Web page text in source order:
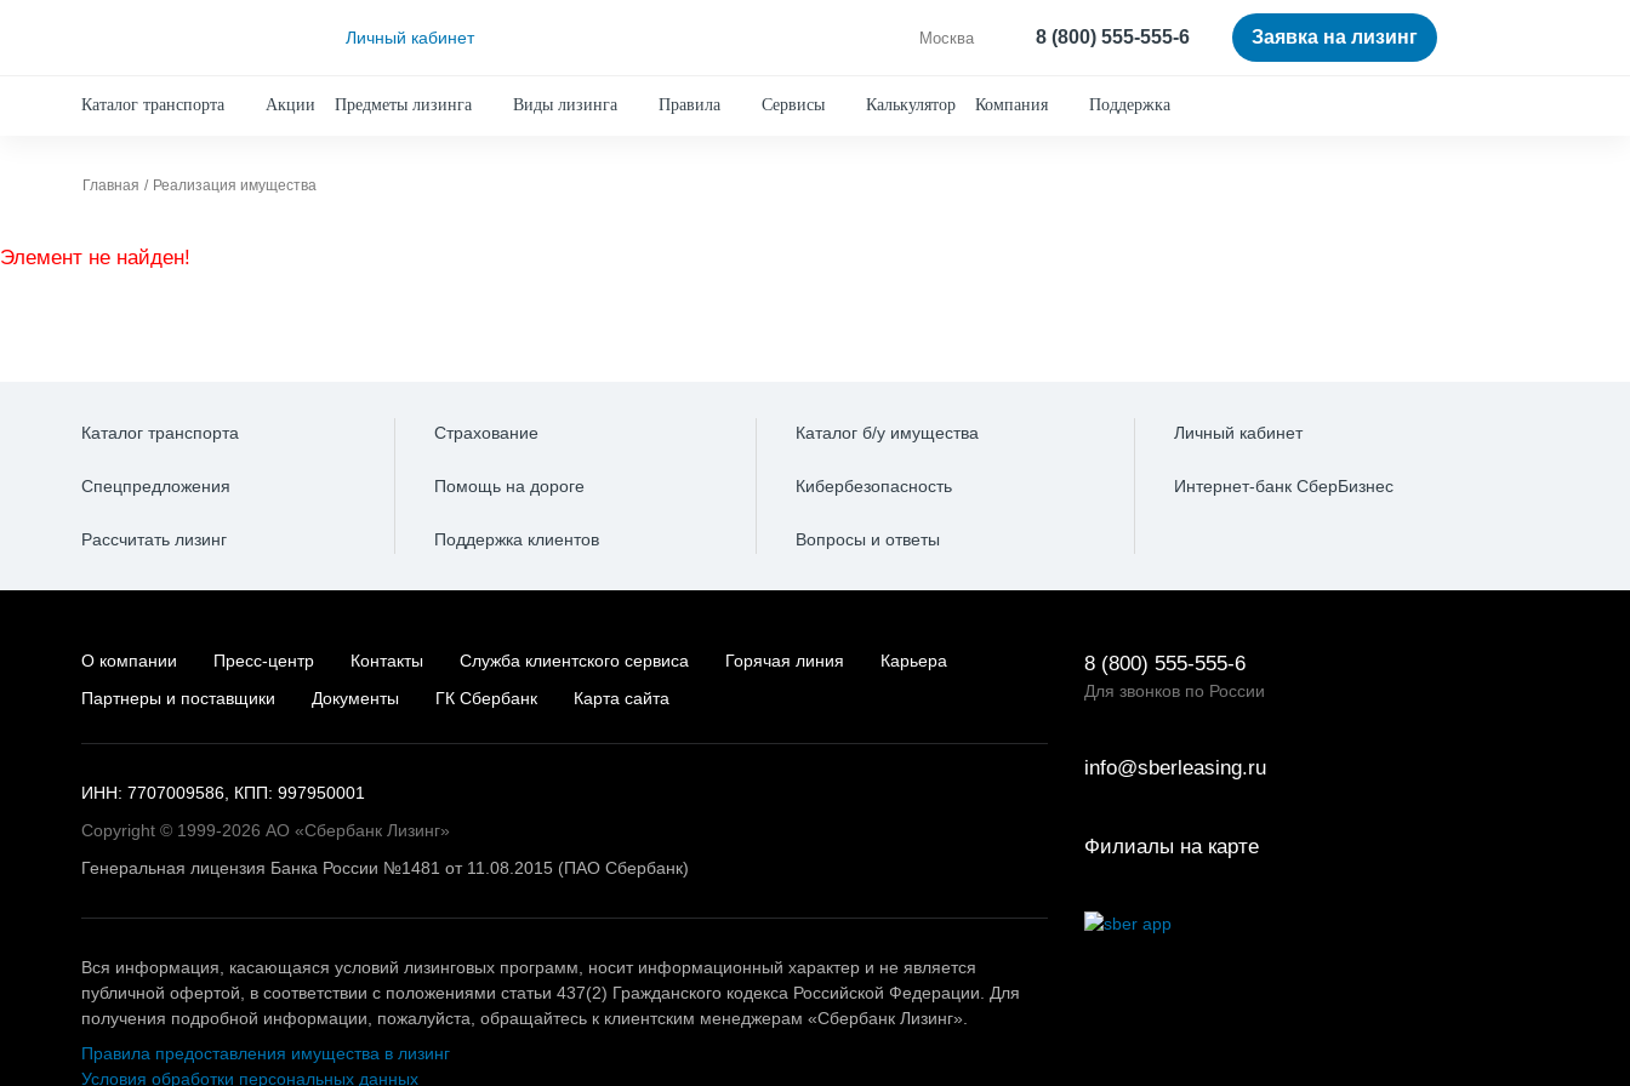
Личный кабинет Москва 8 (800) 555-555-6 Заявка на лизинг
Каталог транспорта Акции Предметы лизинга Виды лизинга Правила Сервисы Калькулятор Компания Поддержка
Главная Реализация имущества
Элемент не найден!
Каталог транспорта
Спецпредложения
Рассчитать лизинг
Страхование
Помощь на дороге
Поддержка клиентов
Каталог б/у имущества
Кибербезопасность
Вопросы и ответы
Личный кабинет
Интернет-банк СберБизнес
О компании Пресс-центр Контакты Служба клиентского сервиса Горячая линия
Карьера
Партнеры и поставщики
Документы ГК Сбербанк Карта сайта
ИНН: 7707009586, КПП: 997950001
Copyright © 1999-2026 АО «Сбербанк Лизинг»
Генеральная лицензия Банка России №1481 от 11.08.2015 (ПАО Сбербанк)
Вся информация, касающаяся условий лизинговых программ, носит информационный характер и не является
публичной офертой, в соответствии с положениями статьи 437(2) Гражданского кодекса Российской Федерации. Для
получения подробной информации, пожалуйста, обращайтесь к клиентским менеджерам «Сбербанк Лизинг».
Правила предоставления имущества в лизинг
Условия обработки персональных данных
8 (800) 555-555-6
Для звонков по России
info@sberleasing.ru
Филиалы на карте